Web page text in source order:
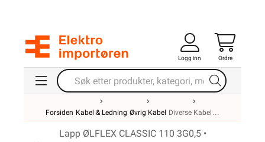
Logg inn Ordre
Forsiden Kabel & Ledning Øvrig Kabel Diverse Kabel
Lapp ØLFLEX CLASSIC 110 3G0,5 •